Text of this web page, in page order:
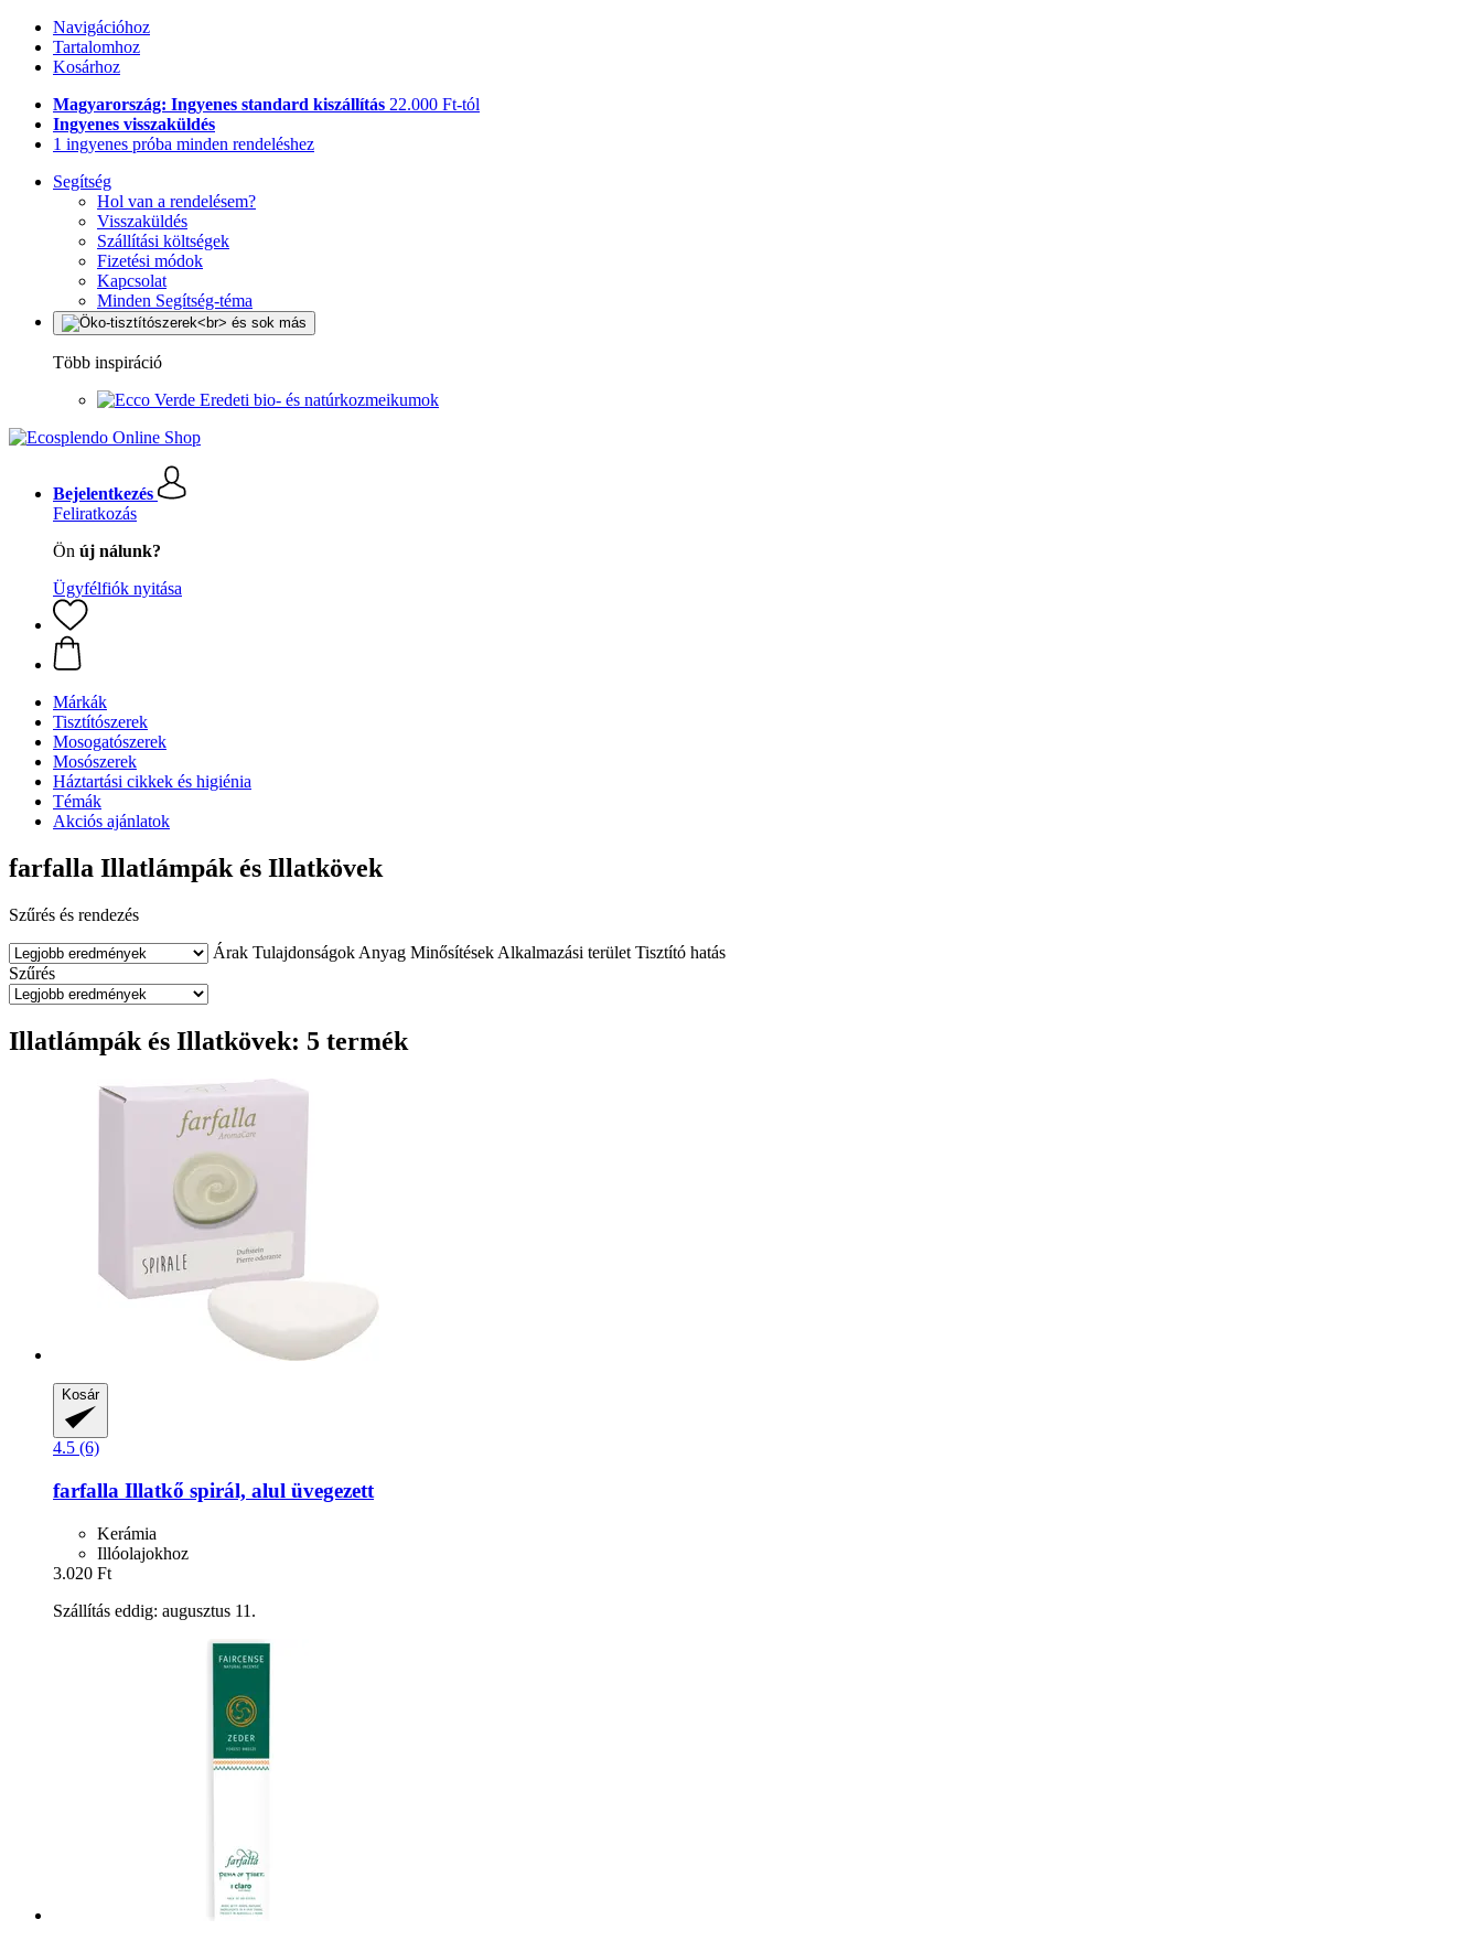
Navigációhoz
Tartalomhoz
Kosárhoz
Magyarország: Ingyenes standard kiszállítás 22.000 Ft-tól
Ingyenes visszaküldés
1 ingyenes próba minden rendeléshez
Segítség
Hol van a rendelésem?
Visszaküldés
Szállítási költségek
Fizetési módok
Kapcsolat
Minden Segítség-téma
Több inspiráció
Eredeti bio- és natúrkozmeikumok
Bejelentkezés
Feliratkozás
Ön új nálunk?
Ügyfélfiók nyitása
Márkák
Tisztítószerek
Mosogatószerek
Mosószerek
Háztartási cikkek és higiénia
Témák
Akciós ajánlatok
farfalla Illatlámpák és Illatkövek
Szűrés és rendezés
Árak Tulajdonságok Anyag Minősítések Alkalmazási terület Tisztító hatás
Szűrés
Illatlámpák és Illatkövek: 5 termék
Kosár
4.5 (6)
farfalla Illatkő spirál, alul üvegezett
Kerámia
Illóolajokhoz
3.020 Ft
Szállítás eddig: augusztus 11.